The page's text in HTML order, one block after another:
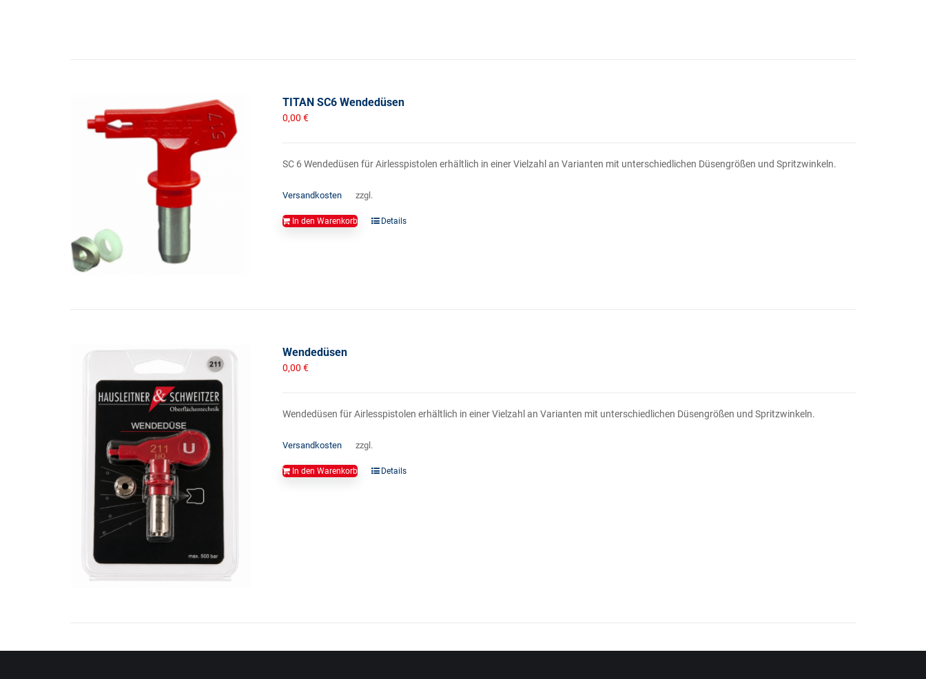
TITAN SC6 Wendedüsen
0,00 €
SC 6 Wendedüsen für Airlesspistolen erhältlich in einer Vielzahl an Varianten mit unterschiedlichen Düsengrößen und Spritzwinkeln.
zzgl.
Versandkosten
In den Warenkorb Details
Wendedüsen
0,00 €
Wendedüsen für Airlesspistolen erhältlich in einer Vielzahl an Varianten mit unterschiedlichen Düsengrößen und Spritzwinkeln.
zzgl.
Versandkosten
In den Warenkorb Details